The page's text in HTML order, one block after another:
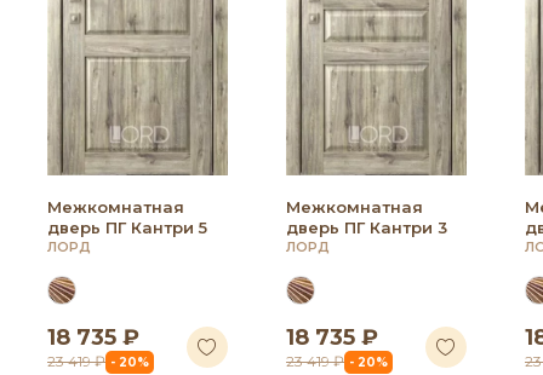
Межкомнатная
дверь ПГ Кантри 5
ЛОРД
18 735 ₽
23 419 ₽ - 20%
Межкомнатная
дверь ПГ Кантри 3
ЛОРД
18 735 ₽
23 419 ₽ - 20%